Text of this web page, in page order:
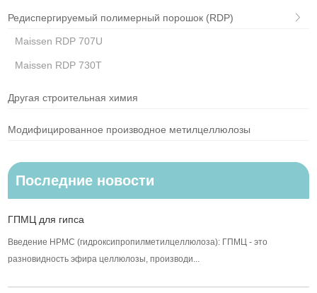
Редиспергируемый полимерный порошок (RDP)
Maissen RDP 707U
Maissen RDP 730T
Другая строительная химия
Модифицированное производное метилцеллюлозы
Последние новости
ГПМЦ для гипса
Введение HPMC (гидроксипропилметилцеллюлоза): ГПМЦ - это
разновидность эфира целлюлозы, производи...